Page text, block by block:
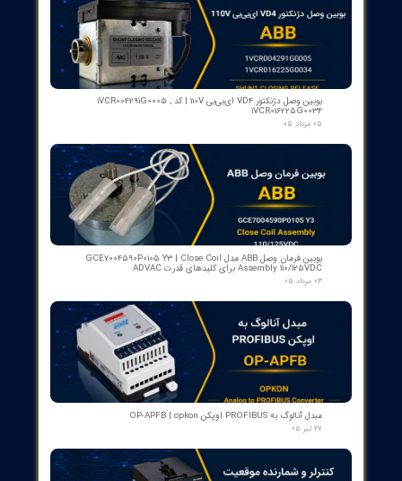
ABB: Energy management and automation software.
GE Digital: Provider of digital solutions for network
Description: Systems that store generated energy for supply
demand.
Brands:
Tesla: Powerwall batteries for home energy storage.
LG Chem: Manufacturer of energy storage batteries.
Communication Systems
Description: Equipment and communication technologies for
transmission between network components.
Brands:
Cisco: Provider of communication solutions for smart grids.
Huawei: Communication equipment for smart power networks.